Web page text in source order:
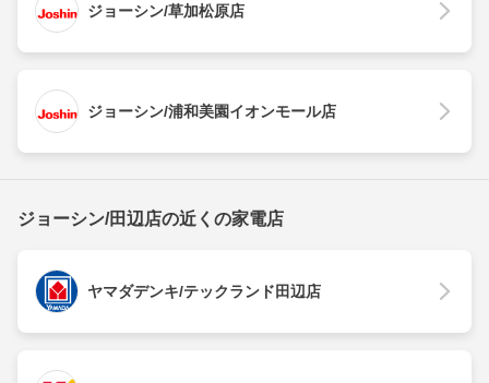
ジョーシン/草加松原店
ジョーシン/浦和美園イオンモール店
ジョーシン/田辺店の近くの家電店
ヤマダデンキ/テックランド田辺店